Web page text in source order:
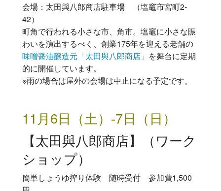
会場：太田與八郎商店駐車場 （塩竈市宮町2-
42）
町角で行われる小さな市、角市。塩竈に小さな賑
わいを演出するべく、創業175年を迎える老舗の
味噌醤油醸造元「太田與八郎商店」 を舞台に定期
的に開催しています。
※雨の場合は屋外の会場は中止になる予定です。
11月6日（土）-7日（日）
【太田與八郎商店】（ワーク
ショップ）
簡単しょうゆ搾り体験 随時受付 参加費1,500